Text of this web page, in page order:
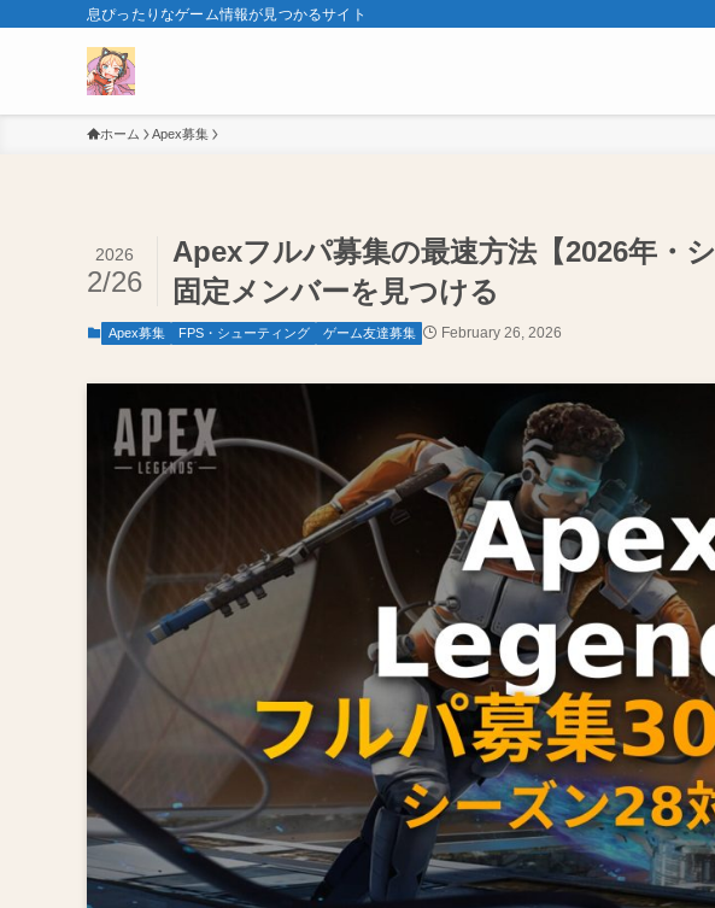
息ぴったりなゲーム情報が見つかるサイト
ホーム Apex募集
Apexフルパ募集の最速方法【2026年・
固定メンバーを見つける
2026
2/26
Apex募集 FPS・シューティング ゲーム友達募集 February 26, 2026